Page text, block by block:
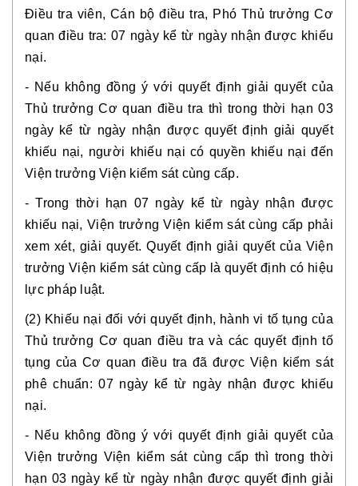
Điều tra viên, Cán bộ điều tra, Phó Thủ trưởng Cơ
quan điều tra: 07 ngày kể từ ngày nhận được khiếu
nại.
- Nếu không đồng ý với quyết định giải quyết của
Thủ trưởng Cơ quan điều tra thì trong thời hạn 03
ngày kể từ ngày nhận được quyết định giải quyết
khiếu nại, người khiếu nại có quyền khiếu nại đến
Viện trưởng Viện kiểm sát cùng cấp.
- Trong thời hạn 07 ngày kể từ ngày nhận được
khiếu nại, Viện trưởng Viện kiểm sát cùng cấp phải
xem xét, giải quyết. Quyết định giải quyết của Viện
trưởng Viện kiểm sát cùng cấp là quyết định có hiệu
lực pháp luật.
(2) Khiếu nại đối với quyết định, hành vi tố tụng của
Thủ trưởng Cơ quan điều tra và các quyết định tố
tụng của Cơ quan điều tra đã được Viện kiểm sát
phê chuẩn: 07 ngày kể từ ngày nhận được khiếu
nại.
- Nếu không đồng ý với quyết định giải quyết của
Viện trưởng Viện kiểm sát cùng cấp thì trong thời
hạn 03 ngày kể từ ngày nhận được quyết định giải